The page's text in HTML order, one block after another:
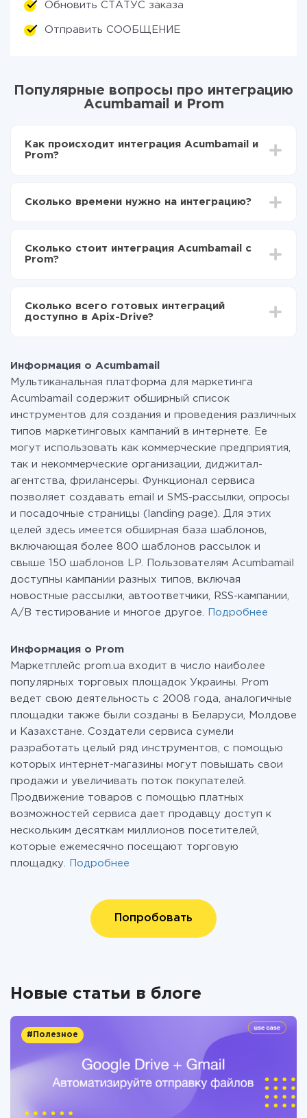
Обновить СТАТУС заказа
Отправить СООБЩЕНИЕ
Популярные вопросы про интеграцию
Acumbamail и Prom
Как происходит интеграция Acumbamail и
Prom?
Выбираете какие данные передавать из
Теперь данные будут автоматически
передаваться из Acumbamail в Prom
Сколько времени нужно на интеграцию?
отличаться и составлять от 5-ти до 30-минут. В
среднем настройка занимает 10-15 минут.
Сколько стоит интеграция Acumbamail с
Prom?
функционал. Вы оплачиваете только количество
данных, которые по факту передаются из одной
перейти на платный, при необходимости. Подробнее
отарифах.
Сколько всего готовых интеграций
доступно в Apix-Drive?
Информация о Acumbamail
Мультиканальная платформа для маркетинга
Acumbamail содержит обширный список
инструментов для создания и проведения различных
типов маркетинговых кампаний в интернете. Ее
могут использовать как коммерческие предприятия,
так и некоммерческие организации, диджитал-
агентства, фрилансеры. Функционал сервиса
позволяет создавать email и SMS-рассылки, опросы
и посадочные страницы (landing page). Для этих
целей здесь имеется обширная база шаблонов,
включающая более 800 шаблонов рассылок и
свыше 150 шаблонов LP. Пользователям Acumbamail
доступны кампании разных типов, включая
новостные рассылки, автоответчики, RSS-кампании,
A/B тестирование и многое другое.
Подробнее
Информация о Prom
Маркетплейс prom.ua входит в число наиболее
популярных торговых площадок Украины. Prom
ведет свою деятельность с 2008 года, аналогичные
площадки также были созданы в Беларуси, Молдове
и Казахстане. Создатели сервиса сумели
разработать целый ряд инструментов, с помощью
которых интернет-магазины могут повышать свои
продажи и увеличивать поток покупателей.
Продвижение товаров с помощью платных
возможностей сервиса дает продавцу доступ к
нескольким десяткам миллионов посетителей,
которые ежемесячно посещают торговую
площадку.
Подробнее
Попробовать
Новые статьи в блоге
#Полезное